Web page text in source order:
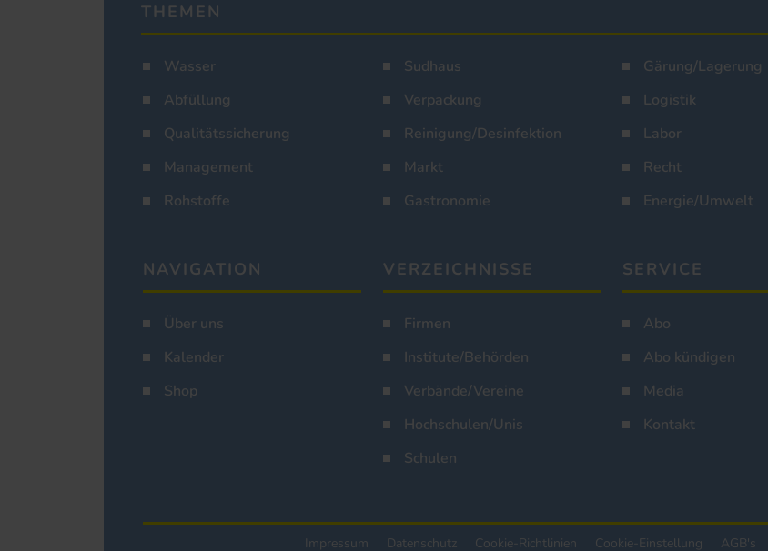
THEMEN
Wasser Sudhaus Gärung/Lagerung
Abfüllung
Verpackung Logistik
Qualitätssicherung
Reinigung/Desinfektion Labor
Management
Markt Recht
Rohstoffe
Gastronomie Energie/Umwelt
NAVIGATION
Über uns
Kalender
Shop
VERZEICHNISSE
Firmen
Institute/Behörden
Verbände/Vereine
Hochschulen/Unis
Schulen
SERVICE
Abo
Abo kündigen
Media
Kontakt
Impressum Datenschutz Cookie-Richtlinien Cookie-Einstellung AGB's